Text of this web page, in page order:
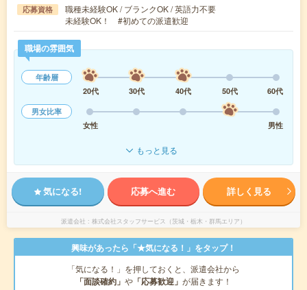
応募資格
職種未経験OK / ブランクOK / 英語力不要
未経験OK！ #初めての派遣歓迎
職場の雰囲気
年齢層
20代
30代 40代 50代
60代
男女比率
女性
男性
もっと見る
気になる! 応募へ進む 詳しく見る
派遣会社 株式会社スタッフサービス（茨城・栃木・群馬エリア）
興味があったら「★気になる！」をタップ！
「気になる！」を押しておくと、派遣会社から
「面談確約」 や 「応募歓迎」 が届きます！